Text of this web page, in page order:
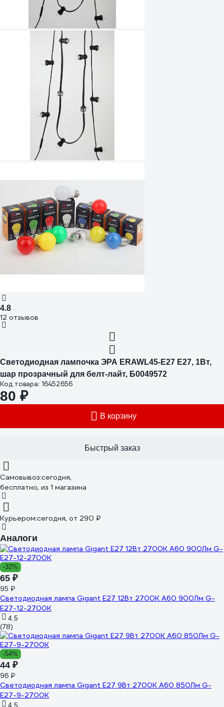
4.8
12 отзывов
Светодиодная лампочка ЭРА ERAWL45-E27 E27, 1Вт,
шар прозрачный для белт-лайт, Б0049572
Код товара: 16452656
80 ₽
В корзину
Быстрый заказ
Самовывоз:сегодня,
бесплатно, из 1 магазина
Курьером:сегодня, от 290 ₽
Аналоги
-32%
65 ₽
95 ₽
Светодиодная лампа Gigant E27 12Вт 2700К А60 900Лм G-
E27-12-2700K
4.5
(78)
-54%
44 ₽
96 ₽
Светодиодная лампа Gigant E27 9Вт 2700К А60 850Лм G-
E27-9-2700K
4.5